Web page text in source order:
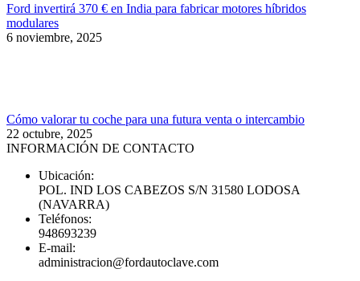
Ford invertirá 370 € en India para fabricar motores híbridos
modulares
6 noviembre, 2025
Cómo valorar tu coche para una futura venta o intercambio
22 octubre, 2025
INFORMACIÓN DE CONTACTO
Ubicación:
POL. IND LOS CABEZOS S/N 31580 LODOSA
(NAVARRA)
Teléfonos:
948693239
E-mail:
administracion@fordautoclave.com